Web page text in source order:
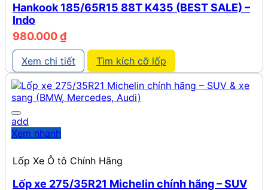
Hankook 185/65R15 88T K435 (BEST SALE) –
Indo
980.000₫
Xem chi tiết Tìm kích cỡ lốp
add
Xem nhanh
Lốp Xe Ô tô Chính Hãng
Lốp xe 275/35R21 Michelin chính hãng – SUV